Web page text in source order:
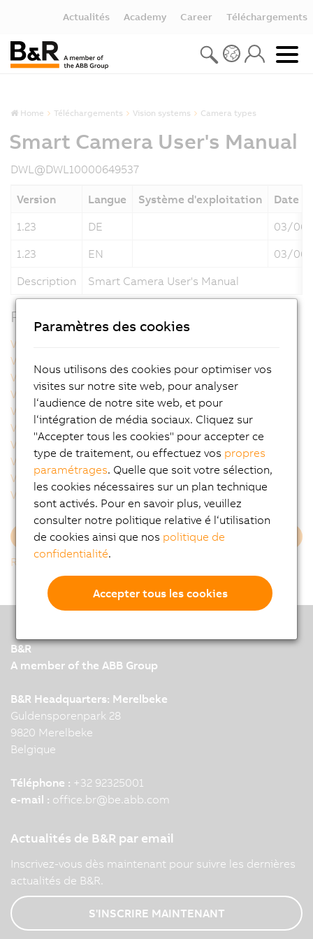
Actualités Academy Career Téléchargements
Home Téléchargements Vision systems Camera types
Smart Camera User's Manual
DWL@DWL10000649537
Version Langue Système d'exploitation
Date
1.23
DE
03/06/
1.23
EN
03/06/
Description
Smart Camera User's Manual
Produits apparentés
VCA0Y01.0005
VCA0Y01.0020
VCA0Y01.0100
VCA0Y01.0150
VCA0Y01.0200
VCA0Y01.0300
VCA0Y11.0010
VCA0Y11.0020
VCA0Y11.0050
VCA0Y11.0100
VCA0Y11.0150
VLE0C0120
VLE0C0160
VLE0C0250
VLE0C0350
VLE0C0500
VLE0T0001
VMA025D30
Charger plus
Retour à la liste
B&R
A member of the ABB Group
B&R Headquarters: Merelbeke
Guldensporenpark 28
9820 Merelbeke
Belgique
Téléphone : +32 92325001
e-mail : office.br@be.abb.com
Actualités de B&R par email
Inscrivez-vous dès maintenant pour suivre les dernières
actualités de B&R.
S'INSCRIRE MAINTENANT
Paramètres des cookies
Nous utilisons des cookies pour optimiser vos
visites sur notre site web, pour analyser
l‘audience de notre site web, et pour
l‘intégration de média sociaux. Cliquez sur
"Accepter tous les cookies" pour accepter ce
type de traitement, ou effectuez vos propres
paramétrages. Quelle que soit votre sélection,
les cookies nécessaires sur un plan technique
sont activés. Pour en savoir plus, veuillez
consulter notre politique relative é l‘utilisation
de cookies ainsi que nos politique de
confidentialité.
Accepter tous les cookies